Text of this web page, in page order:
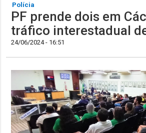
Polícia
PF prende dois em
tráfico interestadual
24/06/2024 - 16:51